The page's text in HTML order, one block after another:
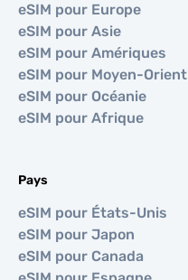
eSIM pour Europe
eSIM pour Asie
eSIM pour Amériques
eSIM pour Moyen-Orient
eSIM pour Océanie
eSIM pour Afrique
Pays
eSIM pour États-Unis
eSIM pour Japon
eSIM pour Canada